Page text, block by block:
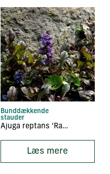
Bunddækkende
stauder
Ajuga reptans ‘Rainbow’
Læs mere